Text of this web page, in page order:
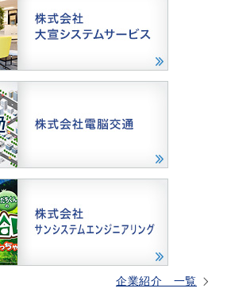
企業紹介 一覧